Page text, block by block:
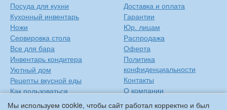
Мы используем cookie, чтобы сайт работал корректно и был
Посуда для кухни
Кухонный инвентарь
Ножи
Сервировка стола
Все для бара
Инвентарь кондитера
Уютный дом
Рецепты вкусной еды
Как пользоваться
сковородкой
Доставка и оплата
Гарантии
Юр. лицам
Распродажа
Оферта
Политика
конфиденциальности
Контакты
О компании
Сиропы Monin